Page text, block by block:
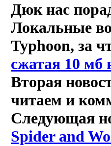
Дюк нас
Локальные
Typhoon, за
сжатая 10 мб
Вторая
читаем и
Следующая
Spider and